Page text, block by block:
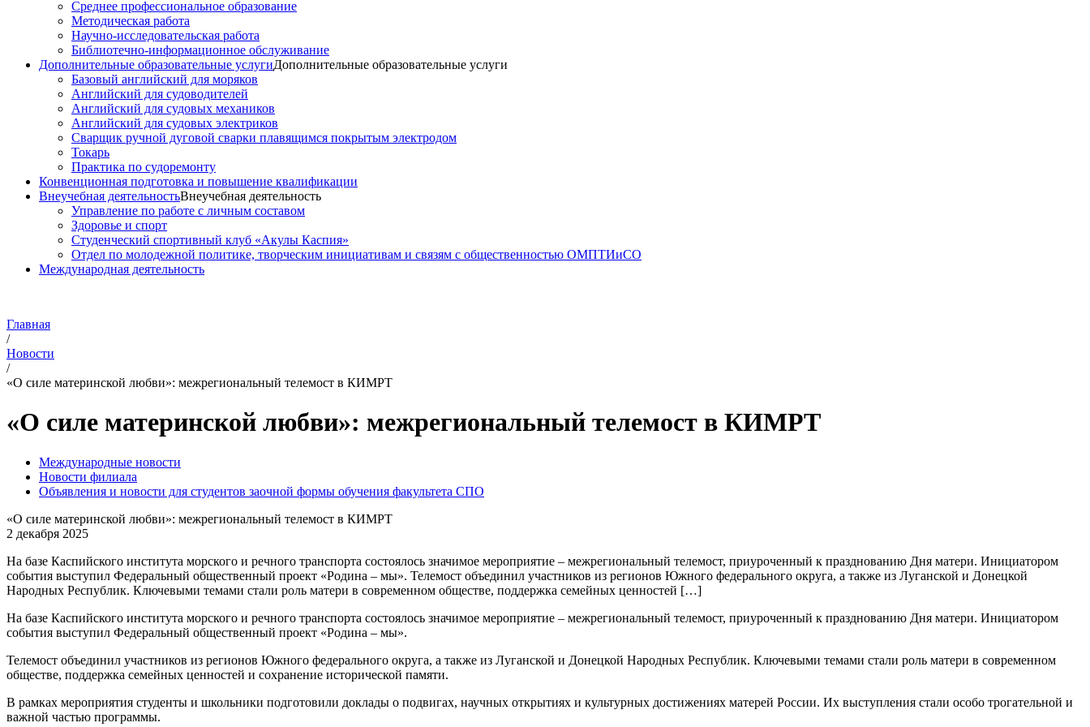
Среднее профессиональное образование
Методическая работа
Научно-исследовательская работа
Библиотечно-информационное обслуживание
Дополнительные образовательные услугиДополнительные образовательные услуги
Базовый английский для моряков
Английский для судоводителей
Английский для судовых механиков
Английский для судовых электриков
Cварщик ручной дуговой сварки плавящимся покрытым электродом
Токарь
Практика по судоремонту
Конвенционная подготовка и повышение квалификации
Внеучебная деятельностьВнеучебная деятельность
Управление по работе с личным составом
Здоровье и спорт
Студенческий спортивный клуб «Акулы Каспия»
Отдел по молодежной политике, творческим инициативам и связям с общественностью ОМПТИиСО
Международная деятельность
Главная
/
Новости
/
«О силе материнской любви»: межрегиональный телемост в КИМРТ
«О силе материнской любви»: межрегиональный телемост в КИМРТ
Международные новости
Новости филиала
Объявления и новости для студентов заочной формы обучения факультета СПО
«О силе материнской любви»: межрегиональный телемост в КИМРТ
2 декабря 2025
На базе Каспийского института морского и речного транспорта состоялось значимое мероприятие – межрегиональный телемост, приуроченный к празднованию Дня матери. Инициатором
события выступил Федеральный общественный проект «Родина – мы». Телемост объединил участников из регионов Южного федерального округа, а также из Луганской и Донецкой
Народных Республик. Ключевыми темами стали роль матери в современном обществе, поддержка семейных ценностей […]
На базе Каспийского института морского и речного транспорта состоялось значимое мероприятие – межрегиональный телемост, приуроченный к празднованию Дня матери. Инициатором
события выступил Федеральный общественный проект «Родина – мы».
Телемост объединил участников из регионов Южного федерального округа, а также из Луганской и Донецкой Народных Республик. Ключевыми темами стали роль матери в современном
обществе, поддержка семейных ценностей и сохранение исторической памяти.
В рамках мероприятия студенты и школьники подготовили доклады о подвигах, научных открытиях и культурных достижениях матерей России. Их выступления стали особо трогательной и
важной частью программы.